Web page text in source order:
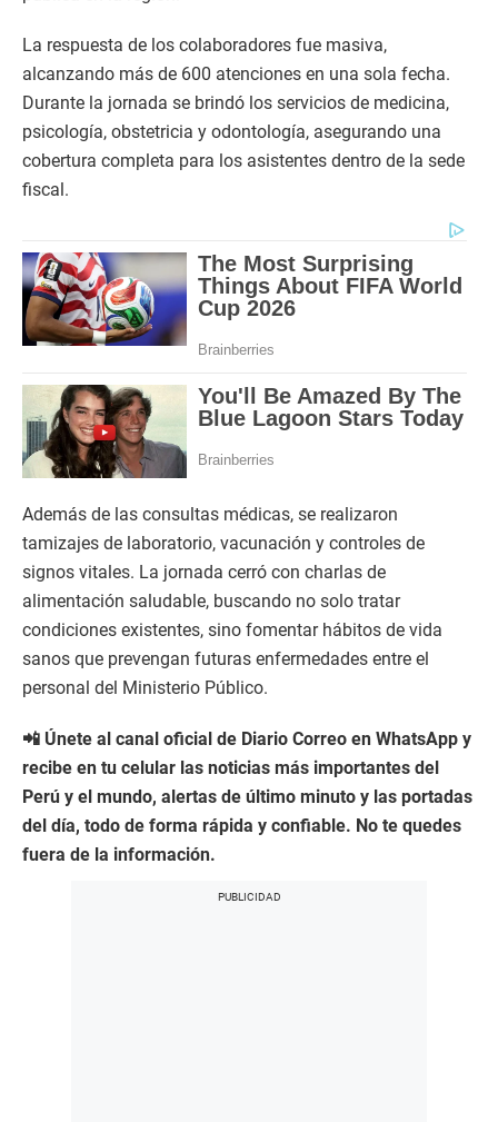
La respuesta de los colaboradores fue masiva,
alcanzando más de 600 atenciones en una sola fecha.
Durante la jornada se brindó los servicios de medicina,
psicología, obstetricia y odontología, asegurando una
cobertura completa para los asistentes dentro de la sede
fiscal.
Además de las consultas médicas, se realizaron
tamizajes de laboratorio, vacunación y controles de
signos vitales. La jornada cerró con charlas de
alimentación saludable, buscando no solo tratar
condiciones existentes, sino fomentar hábitos de vida
sanos que prevengan futuras enfermedades entre el
personal del Ministerio Público.
📲 Únete al canal oficial de Diario Correo en WhatsApp y
recibe en tu celular las noticias más importantes del
Perú y el mundo, alertas de último minuto y las portadas
del día, todo de forma rápida y confiable. No te quedes
fuera de la información.